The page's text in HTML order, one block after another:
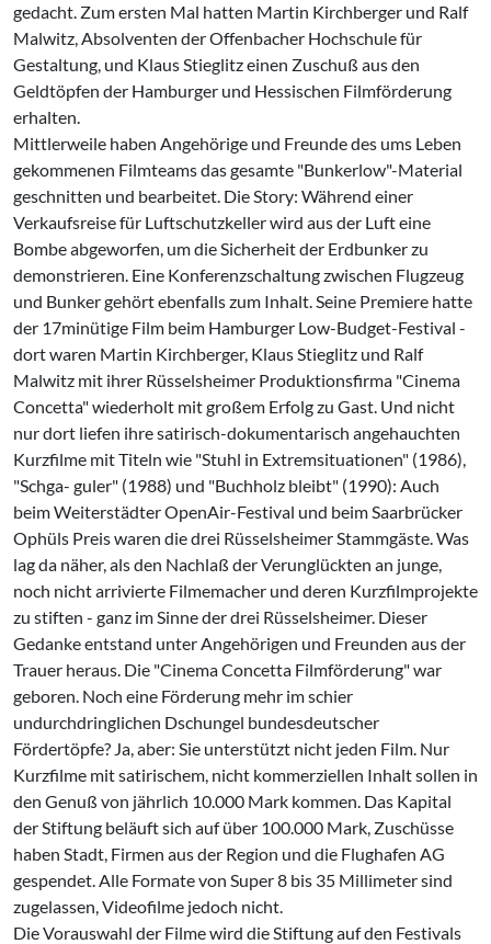
gedacht. Zum ersten Mal hatten Martin Kirchberger und Ralf
Malwitz, Absolventen der Offenbacher Hochschule für
Gestaltung, und Klaus Stieglitz einen Zuschuß aus den
Geldtöpfen der Hamburger und Hessischen Filmförderung
erhalten.
Mittlerweile haben Angehörige und Freunde des ums Leben
gekommenen Filmteams das gesamte "Bunkerlow"-Material
geschnitten und bearbeitet. Die Story: Während einer
Verkaufsreise für Luftschutzkeller wird aus der Luft eine
Bombe abgeworfen, um die Sicherheit der Erdbunker zu
demonstrieren. Eine Konferenzschaltung zwischen Flugzeug
und Bunker gehört ebenfalls zum Inhalt. Seine Premiere hatte
der 17minütige Film beim Hamburger Low-Budget-Festival -
dort waren Martin Kirchberger, Klaus Stieglitz und Ralf
Malwitz mit ihrer Rüsselsheimer Produktionsfirma "Cinema
Concetta" wiederholt mit großem Erfolg zu Gast. Und nicht
nur dort liefen ihre satirisch-dokumentarisch angehauchten
Kurzfilme mit Titeln wie "Stuhl in Extremsituationen" (1986),
"Schga- guler" (1988) und "Buchholz bleibt" (1990): Auch
beim Weiterstädter OpenAir-Festival und beim Saarbrücker
Ophüls Preis waren die drei Rüsselsheimer Stammgäste. Was
lag da näher, als den Nachlaß der Verunglückten an junge,
noch nicht arrivierte Filmemacher und deren Kurzfilmprojekte
zu stiften - ganz im Sinne der drei Rüsselsheimer. Dieser
Gedanke entstand unter Angehörigen und Freunden aus der
Trauer heraus. Die "Cinema Concetta Filmförderung" war
geboren. Noch eine Förderung mehr im schier
undurchdringlichen Dschungel bundesdeutscher
Fördertöpfe? Ja, aber: Sie unterstützt nicht jeden Film. Nur
Kurzfilme mit satirischem, nicht kommerziellen Inhalt sollen in
den Genuß von jährlich 10.000 Mark kommen. Das Kapital
der Stiftung beläuft sich auf über 100.000 Mark, Zuschüsse
haben Stadt, Firmen aus der Region und die Flughafen AG
gespendet. Alle Formate von Super 8 bis 35 Millimeter sind
zugelassen, Videofilme jedoch nicht.
Die Vorauswahl der Filme wird die Stiftung auf den Festivals